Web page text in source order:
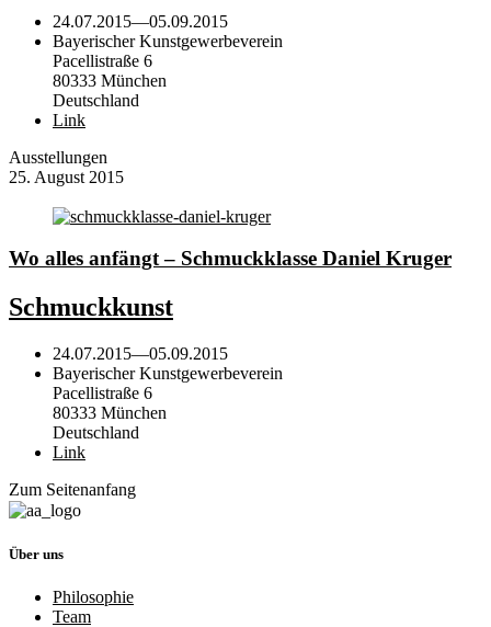
24.07.2015—05.09.2015
Bayerischer Kunstgewerbeverein
Pacellistraße 6
80333 München
Deutschland
Link
Ausstellungen
25. August 2015
Wo alles anfängt – Schmuckklasse Daniel Kruger
Schmuckkunst
24.07.2015—05.09.2015
Bayerischer Kunstgewerbeverein
Pacellistraße 6
80333 München
Deutschland
Link
Zum Seitenanfang
Über uns
Philosophie
Team